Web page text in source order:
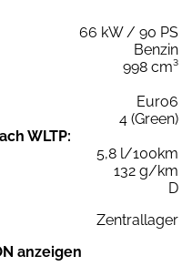
66 kW / 90 PS
Benzin
998 cm³
Euro6
4 (Green)
WLTP:
5,8 l/100km
132 g/km
D
Zentrallager
anzeigen